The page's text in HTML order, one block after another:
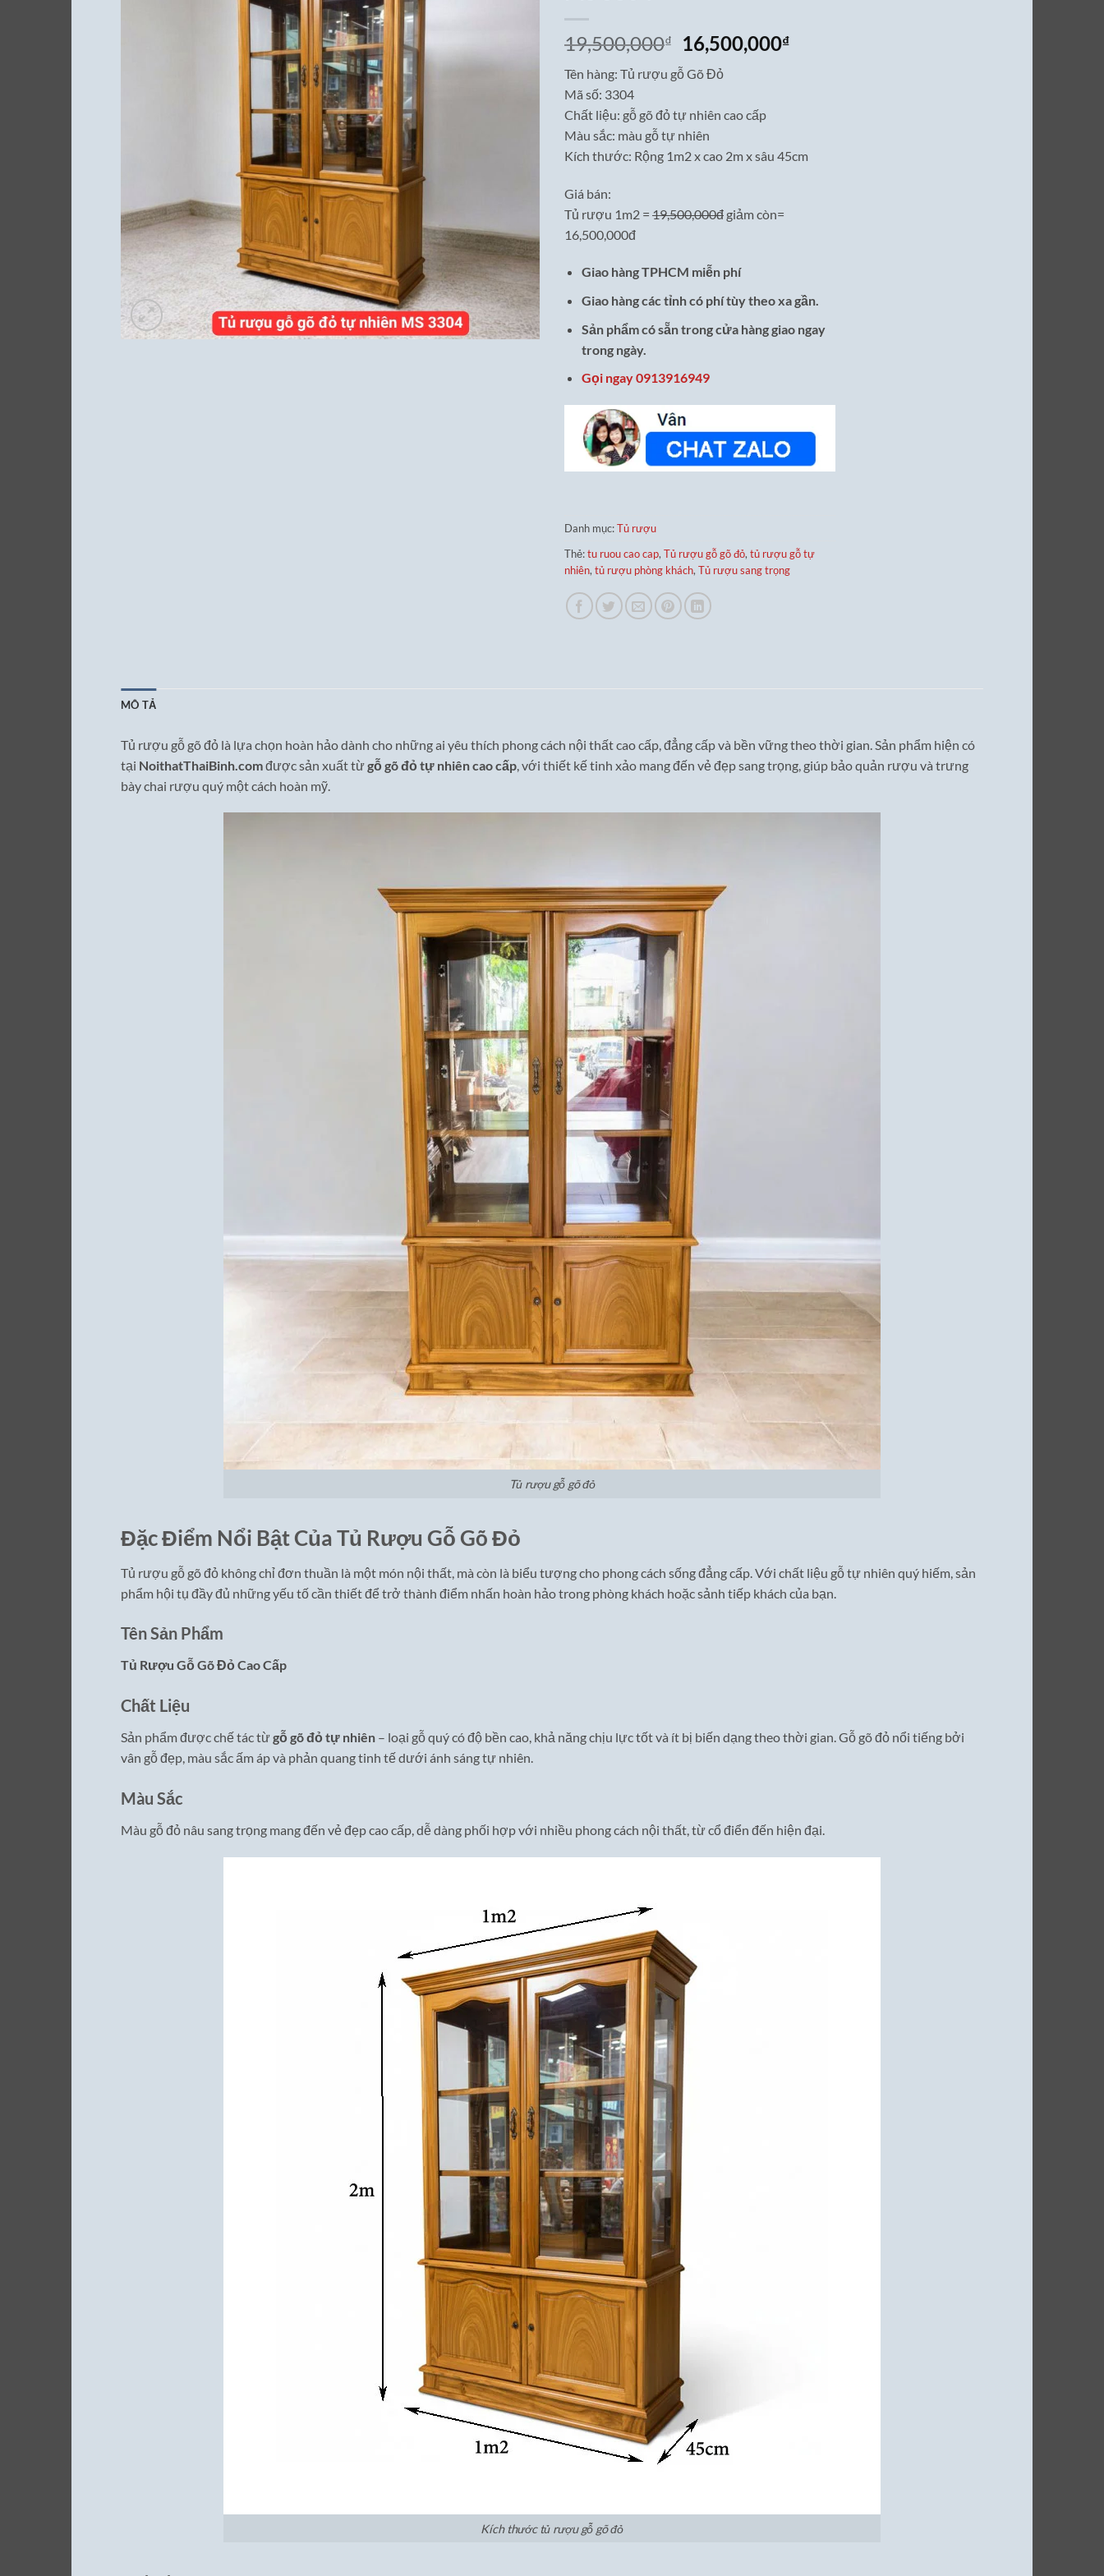
19,500,000₫
Giá
gốc
là:
16,500,000₫Giá
Tên hàng: Tủ rượu gỗ Gõ Đỏ
Mã số: 3304
Chất liệu: gỗ gõ đỏ tự nhiên cao cấp
Màu sắc: màu gỗ tự nhiên
Kích thước: Rộng 1m2 x cao 2m x sâu 45cm
Giá bán:
Tủ rượu 1m2 = 19,500,000đ giảm còn=
16,500,000đ
Giao hàng TPHCM miễn phí
Giao hàng các tỉnh có phí tùy theo xa gần.
Sản phẩm có sẵn trong cửa hàng giao ngay
trong ngày.
Gọi ngay 0913916949
Danh mục:Tủ rượu
Thẻ:tu ruou cao cap, Tủ rượu gỗ gõ đỏ, tủ rượu gỗ tự
nhiên, tủ rượu phòng khách, Tủ rượu sang trọng
MÔ TẢ
Tủ rượu gỗ gõ đỏ là lựa chọn hoàn hảo dành cho những ai yêu thích phong cách nội thất cao cấp, đẳng cấp và bền vững theo thời gian. Sản phẩm hiện có
tại NoithatThaiBinh.comđược sản xuất từgỗ gõ đỏ tự nhiên cao cấp , với thiết kế tinh xảo mang đến vẻ đẹp sang trọng, giúp bảo quản rượu và trưng
bày chai rượu quý một cách hoàn mỹ.
Tủ rượu gỗ gõ đỏ
Đặc Điểm Nổi Bật Của Tủ Rượu Gỗ Gõ Đỏ
Tủ rượu gỗ gõ đỏ không chỉ đơn thuần là một món nội thất, mà còn là biểu tượng cho phong cách sống đẳng cấp. Với chất liệu gỗ tự nhiên quý hiếm, sản
phẩm hội tụ đầy đủ những yếu tố cần thiết để trở thành điểm nhấn hoàn hảo trong phòng khách hoặc sảnh tiếp khách của bạn.
Tên Sản Phẩm
Tủ Rượu Gỗ Gõ Đỏ Cao Cấp
Chất Liệu
Sản phẩm được chế tác từgỗ gõ đỏ tự nhiên – loại gỗ quý có độ bền cao, khả năng chịu lực tốt và ít bị biến dạng theo thời gian. Gỗ gõ đỏ nổi tiếng bởi
vân gỗ đẹp, màu sắc ấm áp và phản quang tinh tế dưới ánh sáng tự nhiên.
Màu Sắc
Màu gỗ đỏ nâu sang trọng mang đến vẻ đẹp cao cấp, dễ dàng phối hợp với nhiều phong cách nội thất, từ cổ điển đến hiện đại.
Kích thước tủ rượu gỗ gõ đỏ